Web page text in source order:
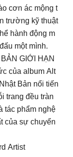
cơn ác mộng t
trường kỹ thuật
hành động m
một mình.
GIỚI HẠN
của album Alt
Bản nổi tiến
trang đều tràn
tác phẩm nghệ
của sự chuyển
Artist